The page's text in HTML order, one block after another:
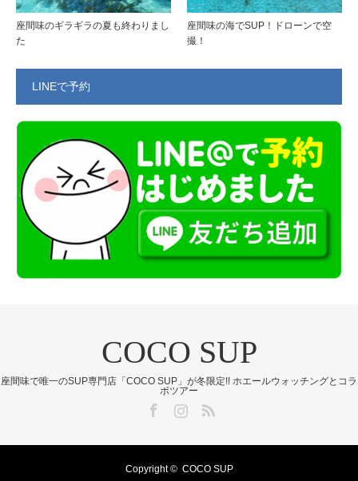
座間味のギラギラの夏も終わりまし
た
座間味の海でSUP！ドローンで空
撮！
LINEで予約
COCO SUP
座間味で唯一のSUP専門店「COCO SUP」が冬限定!! ホエールウォッチングとコラ
ボツアー
Copyright © COCO SUP